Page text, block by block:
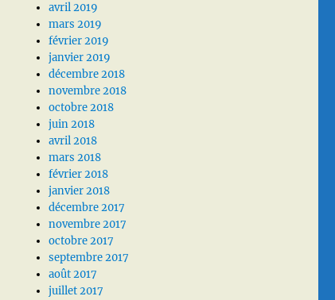
avril 2019
mars 2019
février 2019
janvier 2019
décembre 2018
novembre 2018
octobre 2018
juin 2018
avril 2018
mars 2018
février 2018
janvier 2018
décembre 2017
novembre 2017
octobre 2017
septembre 2017
août 2017
juillet 2017